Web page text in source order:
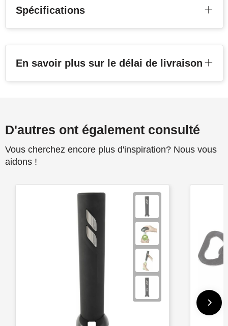
Spécifications
En savoir plus sur le délai de livraison
D'autres ont également consulté
Vous cherchez encore plus d'inspiration? Nous vous
aidons !